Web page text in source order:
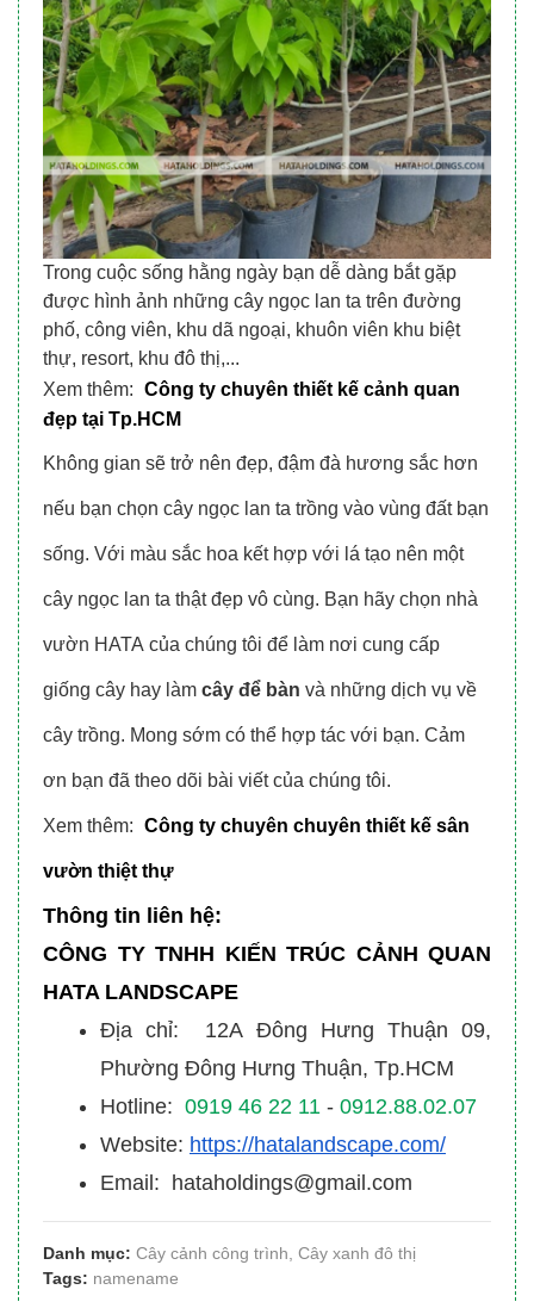
Trong cuộc sống hằng ngày bạn dễ dàng bắt gặp
được hình ảnh những cây ngọc lan ta trên đường
phố, công viên, khu dã ngoại, khuôn viên khu biệt
thự, resort, khu đô thị,...
Xem thêm: Công ty chuyên thiết kế cảnh quan
đẹp tại Tp.HCM
Không gian sẽ trở nên đẹp, đậm đà hương sắc hơn
nếu bạn chọn cây ngọc lan ta trồng vào vùng đất bạn
sống. Với màu sắc hoa kết hợp với lá tạo nên một
cây ngọc lan ta thật đẹp vô cùng. Bạn hãy chọn nhà
vườn HATA của chúng tôi để làm nơi cung cấp
giống cây hay làm cây để bàn và những dịch vụ về
cây trồng. Mong sớm có thể hợp tác với bạn. Cảm
ơn bạn đã theo dõi bài viết của chúng tôi.
Xem thêm: Công ty chuyên chuyên thiết kế sân
vườn thiệt thự
Thông tin liên hệ:
CÔNG TY TNHH KIẾN TRÚC CẢNH QUAN
HATA LANDSCAPE
Địa chỉ: 12A Đông Hưng Thuận 09,
Phường Đông Hưng Thuận, Tp.HCM
Hotline: 0919 46 22 11 - 0912.88.02.07
Website: https://hatalandscape.com/
Email: hataholdings@gmail.com
Danh mục: Cây cảnh công trình, Cây xanh đô thị
Tags: namename